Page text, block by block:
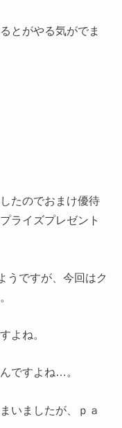
とがやる気がでま
たのでおまけ優待
ライズプレゼント
うですが、今回はク
よね。
ですよね…。
いましたが、ｐａ